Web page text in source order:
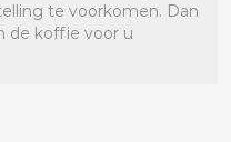
te voorkomen. Dan
de koffie voor u